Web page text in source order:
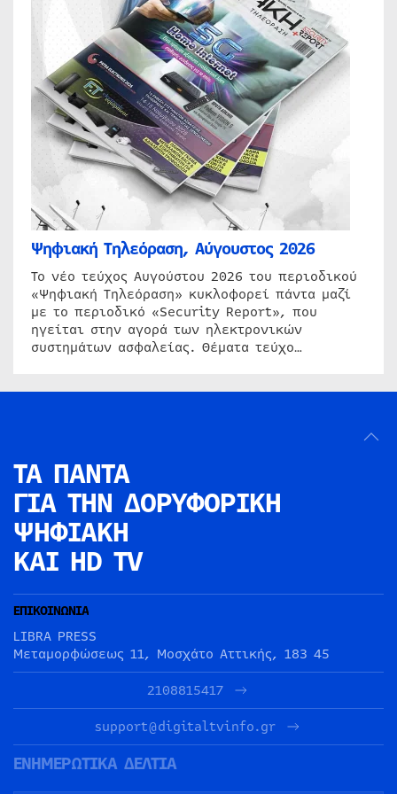
Ψηφιακή Τηλεόραση, Αύγουστος 2026
Το νέο τεύχος Αυγούστου 2026 του περιοδικού
«Ψηφιακή Τηλεόραση» κυκλοφορεί πάντα μαζί
με το περιοδικό «Security Report», που
ηγείται στην αγορά των ηλεκτρονικών
συστημάτων ασφαλείας. Θέματα τεύχο…
ΤΑ ΠΑΝΤΑ
ΓΙΑ ΤΗΝ ΔΟΡΥΦΟΡΙΚΗ
ΨΗΦΙΑΚΗ
ΚΑΙ HD TV
ΕΠΙΚΟΙΝΩΝΙΑ
LIBRA PRESS
Μεταμορφώσεως 11, Μοσχάτο Αττικής, 183 45
2108815417
support@digitaltvinfo.gr
ΕΝΗΜΕΡΩΤΙΚΑ ΔΕΛΤΙΑ